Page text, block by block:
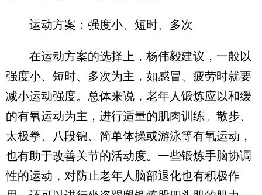
运动方案：强度小、短时、多次
在运动方案的选择上，杨伟毅建议，一般以
强度小、短时、多次为主，如感冒、疲劳时就要
减小运动强度。总体来说，老年人锻炼应以和缓
的有氧运动为主，进行适量的肌肉训练。散步、
太极拳、八段锦、简单体操或游泳等有氧运动，
也有助于改善关节的活动度。一些锻炼手脑协调
性的运动，对防止老年人脑部退化也有积极作